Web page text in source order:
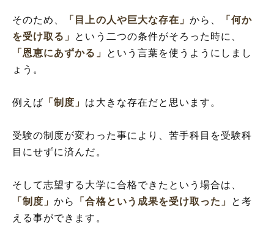
そのため、 「目上の人や巨大な存在」から、
「何か
を受け取る」 という二つの条件がそろった時に、
「恩恵にあずかる」
という言葉を使うようにしまし
ょう。
例えば 「制度」 は大きな存在だと思います。
受験の制度が変わった事により、苦手科目を受験科
目にせずに済んだ。
そして志望する大学に合格できたという場合は、
「制度」から 「合格という成果を受け取った」 と考
える事ができます。